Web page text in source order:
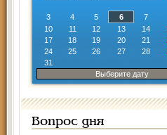
3
4 5 6 7
10
11 12 13 14
17
18 19 20 21
24
25 26 27 28
31
Выберите дату
Вопрос дня